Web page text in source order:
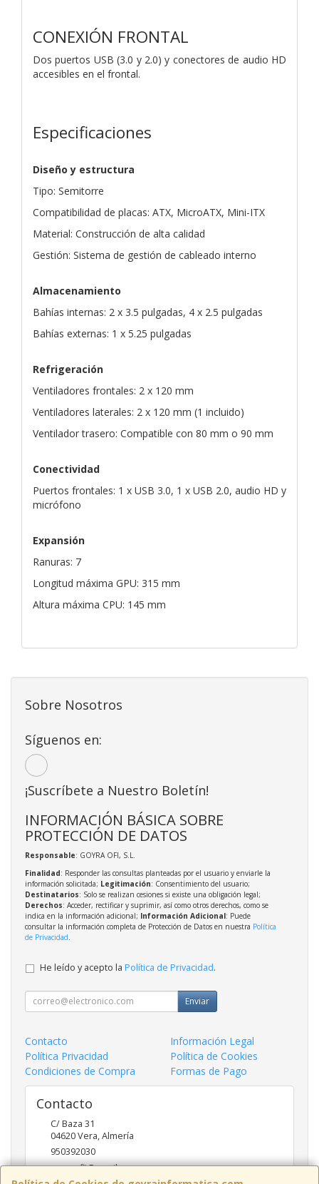
CONEXIÓN FRONTAL
Dos puertos USB (3.0 y 2.0) y conectores de audio HD
accesibles en el frontal.
Especificaciones
Diseño y estructura
Tipo: Semitorre
Compatibilidad de placas: ATX, MicroATX, Mini-ITX
Material: Construcción de alta calidad
Gestión: Sistema de gestión de cableado interno
Almacenamiento
Bahías internas: 2 x 3.5 pulgadas, 4 x 2.5 pulgadas
Bahías externas: 1 x 5.25 pulgadas
Refrigeración
Ventiladores frontales: 2 x 120 mm
Ventiladores laterales: 2 x 120 mm (1 incluido)
Ventilador trasero: Compatible con 80 mm o 90 mm
Conectividad
Puertos frontales: 1 x USB 3.0, 1 x USB 2.0, audio HD y
micrófono
Expansión
Ranuras: 7
Longitud máxima GPU: 315 mm
Altura máxima CPU: 145 mm
Sobre Nosotros
Síguenos en:
¡Suscríbete a Nuestro Boletín!
INFORMACIÓN BÁSICA SOBRE
PROTECCIÓN DE DATOS
Responsable: GOYRA OFI, S.L.
Finalidad: Responder las consultas planteadas por el usuario y enviarle la
información solicitada; Legitimación: Consentimiento del usuario;
Destinatarios: Solo se realizan cesiones si existe una obligación legal;
Derechos: Acceder, rectificar y suprimir, así como otros derechos, como se
indica en la información adicional; Información Adicional: Puede
consultar la información completa de Protección de Datos en nuestra Política
de Privacidad
He leído y acepto la Política de Privacidad.
Enviar
Contacto
Información Legal
Política Privacidad
Política de Cookies
Condiciones de Compra
Formas de Pago
Contacto
C/ Baza 31
04620Vera,Almería
950392030
goyraofii@gmail.com